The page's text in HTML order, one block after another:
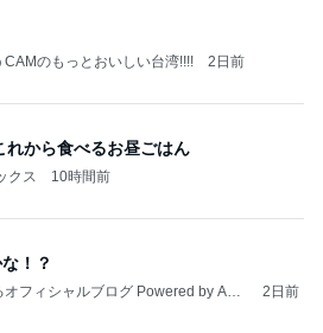
CAMのもっとおいしい台湾!!!! 2日前
れから食べるお昼ごはん
クス 10時間前
！？
フィシャルブログ Powered by Ame
2日前